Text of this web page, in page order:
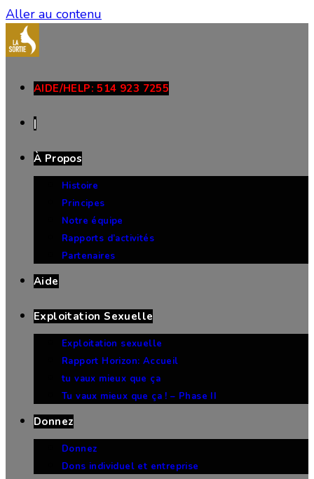
Aller au contenu
AIDE/HELP: 514 923 7255
|
À Propos
Histoire
Principes
Notre équipe
Rapports d’activités
Partenaires
Aide
Exploitation Sexuelle
Exploitation sexuelle
Rapport Horizon: Accueil
tu vaux mieux que ça
Tu vaux mieux que ça ! – Phase II
Donnez
Donnez
Dons individuel et entreprise